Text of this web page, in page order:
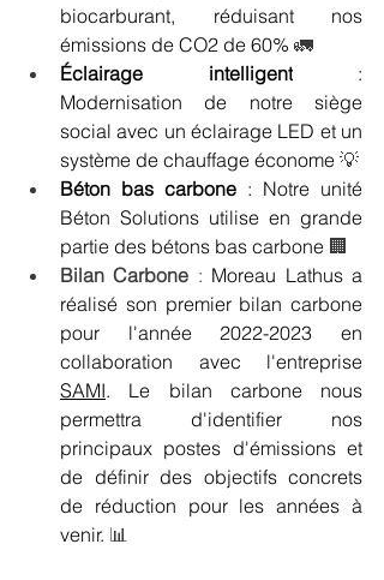
biocarburant, réduisant nos
émissions de CO2 de 60% 🚛
Éclairage intelligent :
Modernisation de notre siège
social avec un éclairage LED et un
système de chauffage économe 💡
Béton bas carbone : Notre unité
Béton Solutions utilise en grande
partie des bétons bas carbone 🏢
Bilan Carbone : Moreau Lathus a
réalisé son premier bilan carbone
pour l'année 2022-2023 en
SAMI. Le bilan carbone nous
permettra d'identifier nos
principaux postes d'émissions et
de définir des objectifs concrets
de réduction pour les années à
venir. 📊